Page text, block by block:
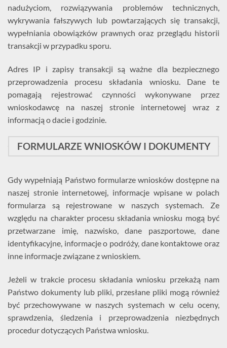
nadużyciom, rozwiązywania problemów technicznych,
wykrywania fałszywych lub powtarzających się transakcji,
wypełniania obowiązków prawnych oraz przeglądu historii
transakcji w przypadku sporu.
Adres IP i zapisy transakcji są ważne dla bezpiecznego
przeprowadzenia procesu składania wniosku. Dane te
pomagają rejestrować czynności wykonywane przez
wnioskodawcę na naszej stronie internetowej wraz z
informacją o dacie i godzinie.
FORMULARZE WNIOSKÓW I DOKUMENTY
Gdy wypełniają Państwo formularze wniosków dostępne na
naszej stronie internetowej, informacje wpisane w polach
formularza są rejestrowane w naszych systemach. Ze
względu na charakter procesu składania wniosku mogą być
przetwarzane imię, nazwisko, dane paszportowe, dane
identyfikacyjne, informacje o podróży, dane kontaktowe oraz
inne informacje związane z wnioskiem.
Jeżeli w trakcie procesu składania wniosku przekażą nam
Państwo dokumenty lub pliki, przesłane pliki mogą również
być przechowywane w naszych systemach w celu oceny,
sprawdzenia, śledzenia i przeprowadzenia niezbędnych
procedur dotyczących Państwa wniosku.